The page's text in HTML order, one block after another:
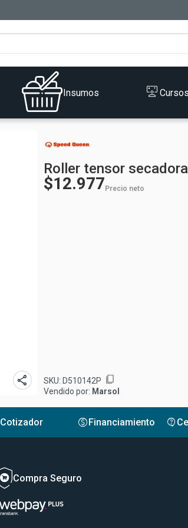
Insumos Cursos
share
Roller tensor
$12.977 Precio neto
SKU: D510142P content_copy
Vendido por: Marsol
Cotizador monetization_onFinanciamiento contact_support
Compra Seguro